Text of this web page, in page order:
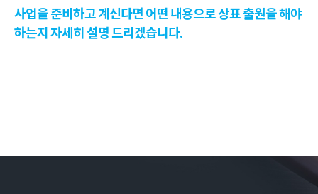
사업을 준비하고 계신다면 어떤 내용으로 상표 출원을 해야
하는지 자세히 설명 드리겠습니다.